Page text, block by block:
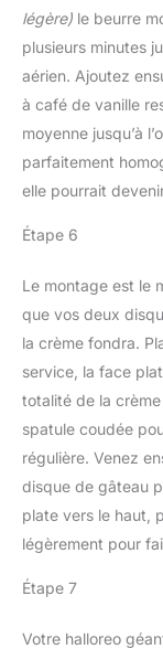
légère) le beurre
plusieurs minutes
aérien. Ajoutez
à café de vanille
moyenne jusqu’à
parfaitement
elle pourrait
Étape 6
Le montage est le
que vos deux
la crème fondra.
service, la face
totalité de la
spatule coudée
régulière. Venez
disque de gâteau
plate vers le haut,
légèrement pour
Étape 7
Votre halloreo